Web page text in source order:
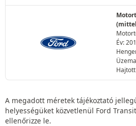
Év:
A megadott méretek tájékoztató
helyességüket közvetlenül Ford
ellenőrizze le.